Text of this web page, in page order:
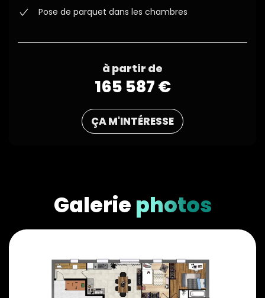
Pose de parquet dans les chambres
à partir de
165 587 €
ÇA M'INTÉRESSE
Galerie photos